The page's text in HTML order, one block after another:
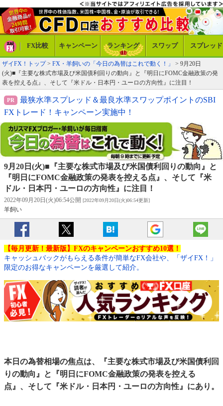
FX比較 キャンペーン ランキング スワップ スプレッド
ザイFX！トップ> FX・羊飼いの「今日の為替はこれで動く！」
> 9月20日
(火)■『主要な株式市場及び米国債利回りの動向』と『明日にFOMC金融政策の発
表を控える点』、そして『米ドル・日本円・ユーロの方向性』に注目！
最狭水準スプレッド＆最良水準スワップポイントのSBI
FXトレード！キャンペーン実施中！
9月20日(火)■『主要な株式市場及び米国債利回りの動向』と
『明日にFOMC金融政策の発表を控える点』、そして『米
ドル・日本円・ユーロの方向性』に注目！
2022年09月20日(火)06:54公開 [2022年09月20日(火)06:54更新]
羊飼い
【毎月更新！最新版】FXのキャンペーンおすすめ10選！
キャッシュバックがもらえる条件が簡単なFX会社や、「ザイFX！」
限定のお得なキャンペーンを厳選して紹介。
本日の為替相場の焦点は、『主要な株式市場及び米国債利回
りの動向』と『明日にFOMC金融政策の発表を控える
点』、そして『米ドル・日本円・ユーロの方向性』にあり。